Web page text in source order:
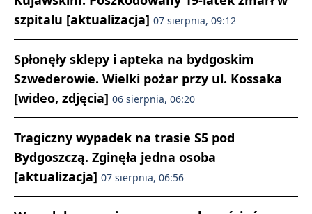
szpitalu [aktualizacja] 07 sierpnia, 09:12
Spłonęły sklepy i apteka na bydgoskim
Szwederowie. Wielki pożar przy ul. Kossaka
[wideo, zdjęcia] 06 sierpnia, 06:20
Tragiczny wypadek na trasie S5 pod
Bydgoszczą. Zginęła jedna osoba
[aktualizacja] 07 sierpnia, 06:56